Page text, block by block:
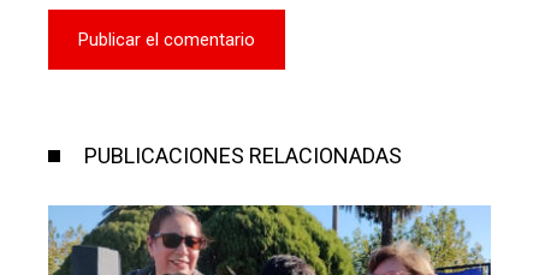
PUBLICACIONES RELACIONADAS